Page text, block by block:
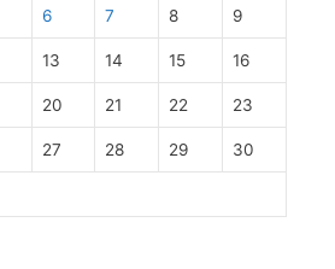
6 7 8 9
13 14 15 16
20 21 22 23
27 28 29 30